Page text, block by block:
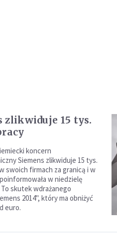
zlikwiduje 15 tys.
koncern
Siemens zlikwiduje 15 tys.
swoich firmach za granicą i w
w niedzielę
skutek wdrażanego
2014", który ma obniżyć
euro.